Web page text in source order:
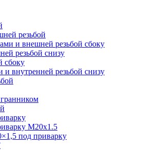
резьбой
и внешней резьбой сбоку
резьбой снизу
сбоку
внутренней резьбой снизу
М20х1.5
под приварку